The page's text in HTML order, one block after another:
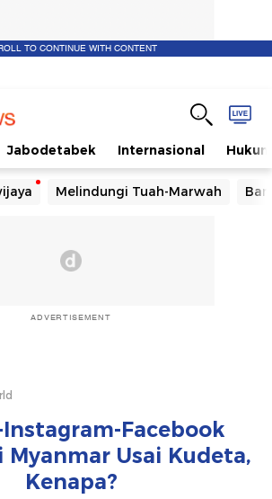
TO CONTINUE WITH CONTENT
Jabodetabek Internasional Hukum
Melindungi Tuah-Marwah
ADVERTISEMENT
Facebook
Usai Kudeta,
Kenapa?